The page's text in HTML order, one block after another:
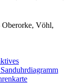
Oberorke, Vöhl,
Sanduhrdiagramm